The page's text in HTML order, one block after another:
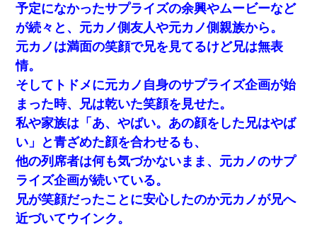
予定になかったサプライズの余興やムービーなど
が続々と、元カノ側友人や元カノ側親族から。
元カノは満面の笑顔で兄を見てるけど兄は無表
情。
そしてトドメに元カノ自身のサプライズ企画が始
まった時、兄は乾いた笑顔を見せた。
私や家族は「あ、やばい。あの顔をした兄はやば
い」と青ざめた顔を合わせるも、
他の列席者は何も気づかないまま、元カノのサプ
ライズ企画が続いている。
兄が笑顔だったことに安心したのか元カノが兄へ
近づいてウインク。